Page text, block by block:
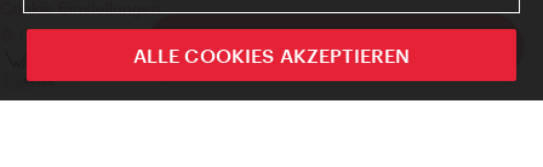
ivie - Die offizielle City Guide App
Cookie Einstellungen
© Copyright WienTourismus
ALLE COOKIES AKZEPTIEREN